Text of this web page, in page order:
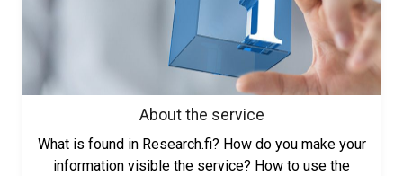
About the service
What is found in Research.fi? How do you make your
information visible the service? How to use the